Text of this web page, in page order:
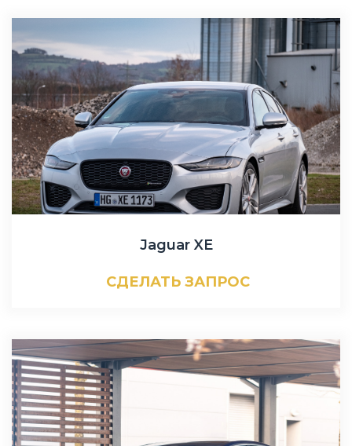
Jaguar XE
СДЕЛАТЬ ЗАПРОС